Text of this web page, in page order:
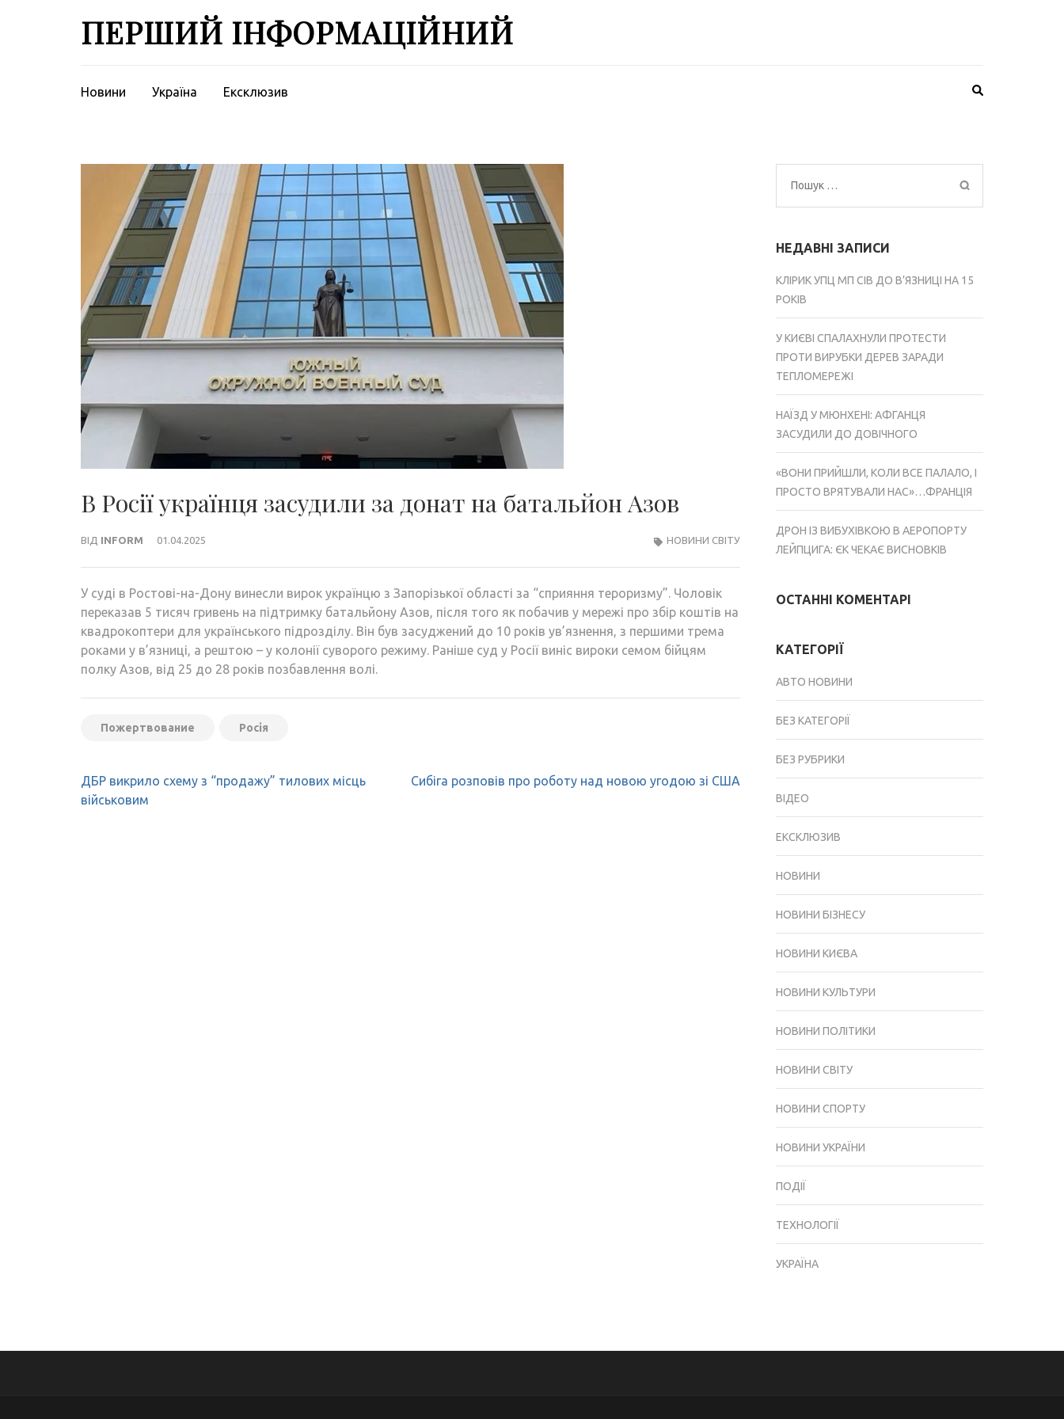
ПЕРШИЙ ІНФОРМАЦІЙНИЙ
Новини Україна Ексклюзив
В Росії українця засудили за донат на батальйон Азов
ВІД INFORM 01.04.2025 НОВИНИ СВІТУ
У суді в Ростові-на-Дону винесли вирок українцю з Запорізької області за “сприяння тероризму”. Чоловік
переказав 5 тисяч гривень на підтримку батальйону Азов, після того як побачив у мережі про збір коштів на
квадрокоптери для українського підрозділу. Він був засуджений до 10 років ув’язнення, з першими трема
роками у в’язниці, а рештою – у колонії суворого режиму. Раніше суд у Росії виніс вироки семом бійцям
полку Азов, від 25 до 28 років позбавлення волі.
Пожертвование Росія
Навігація
записів
ДБР викрило схему з “продажу” тилових місць
військовим
Сибіга розповів про роботу над новою угодою зі США
Пошук:
НЕДАВНІ ЗАПИСИ
КЛІРИК УПЦ МП СІВ ДО В’ЯЗНИЦІ НА 15
РОКІВ
У КИЄВІ СПАЛАХНУЛИ ПРОТЕСТИ
ПРОТИ ВИРУБКИ ДЕРЕВ ЗАРАДИ
ТЕПЛОМЕРЕЖІ
НАЇЗД У МЮНХЕНІ: АФГАНЦЯ
ЗАСУДИЛИ ДО ДОВІЧНОГО
«ВОНИ ПРИЙШЛИ, КОЛИ ВСЕ ПАЛАЛО, І
ПРОСТО ВРЯТУВАЛИ НАС»…ФРАНЦІЯ
ДРОН ІЗ ВИБУХІВКОЮ В АЕРОПОРТУ
ЛЕЙПЦИГА: ЄК ЧЕКАЄ ВИСНОВКІВ
ОСТАННІ КОМЕНТАРІ
КАТЕГОРІЇ
АВТО НОВИНИ
БЕЗ КАТЕГОРІЇ
БЕЗ РУБРИКИ
ВІДЕО
ЕКСКЛЮЗИВ
НОВИНИ
НОВИНИ БІЗНЕСУ
НОВИНИ КИЄВА
НОВИНИ КУЛЬТУРИ
НОВИНИ ПОЛІТИКИ
НОВИНИ СВІТУ
НОВИНИ СПОРТУ
НОВИНИ УКРАЇНИ
ПОДІЇ
ТЕХНОЛОГІЇ
УКРАЇНА